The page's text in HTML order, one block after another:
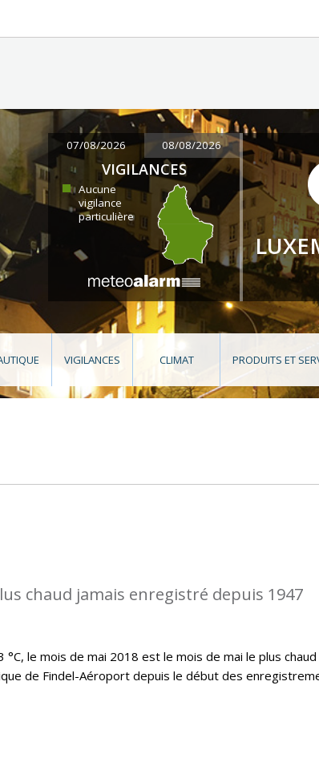
07/08/2026 08/08/2026
VIGILANCES
Aucune
vigilance
particulière
VIGILANCES CLIMAT PRODUITS ET
chaud jamais enregistré depuis 1947
le mois de mai 2018 est le mois de mai le plus chaud
de Findel-Aéroport depuis le début des